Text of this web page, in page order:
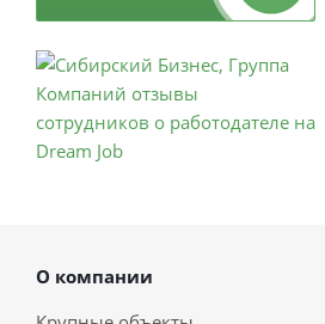
О компании